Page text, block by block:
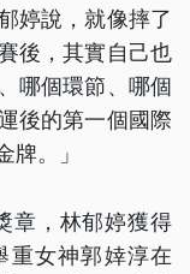
婷說，就像摔了
後，其實自己也
哪個環節、哪個
後的第一個國際
牌。」
章，林郁婷獲得
重女神郭婞淳在